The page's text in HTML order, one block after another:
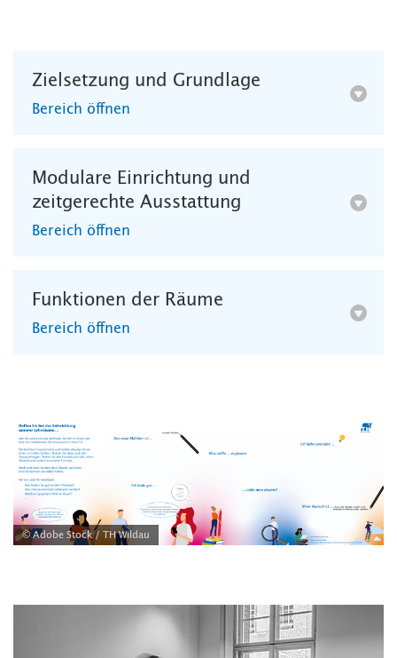
Zielsetzung und Grundlage
Bereich öffnen
Modulare Einrichtung und
zeitgerechte Ausstattung
Bereich öffnen
Funktionen der Räume
Bereich öffnen
© Adobe Stock / TH Wildau